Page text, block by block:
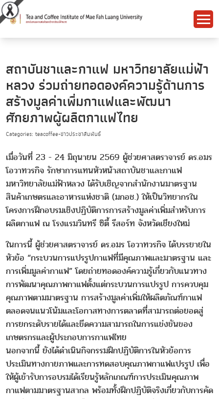
สถาบันชาและกาแฟ มหาวิทยาลัยแม่ฟ้า
หลวง ร่วมถ่ายทอดองค์ความรู้ด้านการ
สร้างมูลค่าเพิ่มกาแฟและพัฒนา
ศักยภาพผู้ผลิตกาแฟไทย
Categories: teacoffee-ข่าวประชาสัมพันธ์
เมื่อวันที่ 23 - 24 มิถุนายน 2569 ผู้ช่วยศาสตราจารย์ ดร.อมร
โอวาทวรกิจ รักษาการแทนหัวหน้าสถาบันชาและกาแฟ
มหาวิทยาลัยแม่ฟ้าหลวง ได้รับเชิญจากสำนักงานมาตรฐาน
สินค้าเกษตรและอาหารแห่งชาติ (มกอช.) ให้เป็นวิทยากรใน
โครงการฝึกอบรมเชิงปฏิบัติการการสร้างมูลค่าเพิ่มสำหรับการ
ผลิตกาแฟ ณ โรงแรมวินทรี ซิตี้ รีสอร์ท จังหวัดเชียงใหม่
ในการนี้ ผู้ช่วยศาสตราจารย์ ดร.อมร โอวาทวรกิจ ได้บรรยายใน
หัวข้อ “กระบวนการแปรรูปกาแฟที่มีคุณภาพและมาตรฐาน และ
การเพิ่มมูลค่ากาแฟ” โดยถ่ายทอดองค์ความรู้เกี่ยวกับแนวทาง
การพัฒนาคุณภาพกาแฟตั้งแต่กระบวนการแปรรูป การควบคุม
คุณภาพตามมาตรฐาน การสร้างมูลค่าเพิ่มให้ผลิตภัณฑ์กาแฟ
ตลอดจนแนวโน้มและโอกาสทางการตลาดที่สามารถต่อยอดสู่
การยกระดับรายได้และขีดความสามารถในการแข่งขันของ
เกษตรกรและผู้ประกอบการกาแฟไทย
นอกจากนี้ ยังได้ดำเนินกิจกรรมฝึกปฏิบัติการในหัวข้อการ
ประเมินทางกายภาพและการทดสอบคุณภาพกาแฟแปรรูป เพื่อ
ให้ผู้เข้ารับการอบรมได้เรียนรู้หลักเกณฑ์การประเมินคุณภาพ
กาแฟตามมาตรฐานสากล พร้อมทั้งฝึกปฏิบัติจริงเกี่ยวกับการคัด